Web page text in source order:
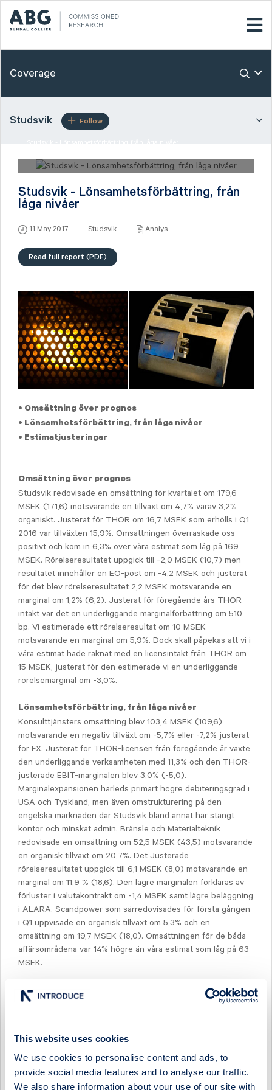
This website uses cookies
We use cookies to personalise content and ads, to
provide social media features and to analyse our traffic.
We also share information about your use of our site with
Coverage
Studsvik Follow
Studsvik - Lönsamhetsförbättring, från låga nivåer
Studsvik - Lönsamhetsförbättring, från
låga nivåer
11 May 2017 Studsvik Analys
Read full report (PDF)
• Omsättning över prognos
• Lönsamhetsförbättring, från låga nivåer
• Estimatjusteringar
Omsättning över prognos
Studsvik redovisade en omsättning för kvartalet om 179,6
MSEK (171,6) motsvarande en tillväxt om 4,7% varav 3,2%
organiskt. Justerat för THOR om 16,7 MSEK som erhölls i Q1
2016 var tillväxten 15,9%. Omsättningen överraskade oss
positivt och kom in 6,3% över våra estimat som låg på 169
MSEK. Rörelseresultatet uppgick till -2,0 MSEK (10,7) men
resultatet innehåller en EO-post om -4,2 MSEK och justerat
för det blev rörelseresultatet 2,2 MSEK motsvarande en
marginal om 1,2% (6,2). Justerat för föregående års THOR
intäkt var det en underliggande marginalförbättring om 510
bp. Vi estimerade ett rörelseresultat om 10 MSEK
motsvarande en marginal om 5,9%. Dock skall påpekas att vi i
våra estimat hade räknat med en licensintäkt från THOR om
15 MSEK, justerat för den estimerade vi en underliggande
rörelsemarginal om -3,0%.
Lönsamhetsförbättring, från låga nivåer
Konsulttjänsters omsättning blev 103,4 MSEK (109,6)
motsvarande en negativ tillväxt om -5,7% eller -7,2% justerat
för FX. Justerat för THOR-licensen från föregående år växte
den underliggande verksamheten med 11,3% och den THOR-
justerade EBIT-marginalen blev 3,0% (-5,0).
Marginalexpansionen härleds primärt högre debiteringsgrad i
USA och Tyskland, men även omstrukturering på den
engelska marknaden där Studsvik bland annat har stängt
kontor och minskat admin. Bränsle och Materialteknik
redovisade en omsättning om 52,5 MSEK (43,5) motsvarande
en organisk tillväxt om 20,7%. Det Justerade
rörelseresultatet uppgick till 6,1 MSEK (8,0) motsvarande en
marginal om 11,9 % (18,6). Den lägre marginalen förklaras av
förluster i valutakontrakt om -1,4 MSEK samt lägre beläggning
i ALARA. Scandpower som särredovisades för första gången
i Q1 uppvisade en organisk tillväxt om 5,3% och en
omsättning om 19,7 MSEK (18,0). Omsättningen för de båda
affärsområdena var 14% högre än våra estimat som låg på 63
MSEK.
Estimatjusteringar
Överlag anser vi att Studsvik presenterade en stabil rapport
bland annat i England och Tyskland. De estimatjusteringar
som gjorts härleds primärt analytikerbyte. Dock har
justeringar gjorts mellan kvartalen och härleds förändring i
förväntade licensintäkter.